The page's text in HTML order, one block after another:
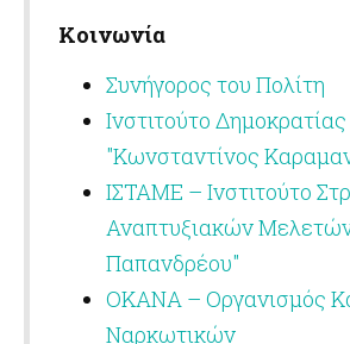
Κοινωνία
Συνήγορος του Πολίτη
Ινστιτούτο Δημοκρατίας
"Κωνσταντίνος
ΙΣΤΑΜΕ – Ινστιτούτο
Αναπτυξιακών
Παπανδρέου"
ΟΚΑΝΑ – Οργανισμός
Ναρκωτικών